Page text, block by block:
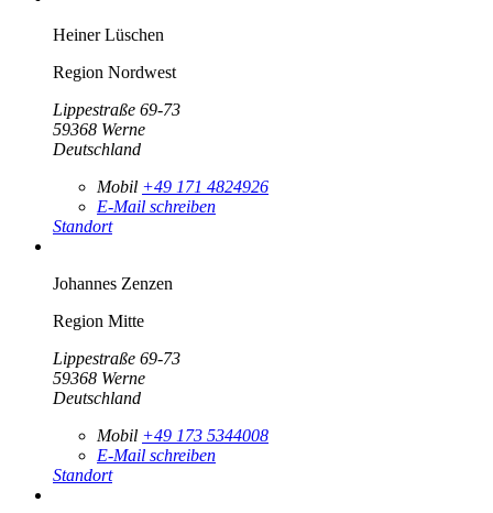
Heiner Lüschen
Region Nordwest
Lippestraße 69-73
59368 Werne
Deutschland
Mobil +49 171 4824926
E-Mail schreiben
Standort
Johannes Zenzen
Region Mitte
Lippestraße 69-73
59368 Werne
Deutschland
Mobil +49 173 5344008
E-Mail schreiben
Standort